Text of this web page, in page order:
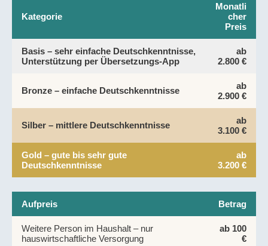
Kategorie
Monatli
cher
Preis
Basis – sehr einfache Deutschkenntnisse,
Unterstützung per Übersetzungs-App
ab
2.800 €
Bronze – einfache Deutschkenntnisse
ab
2.900 €
Silber – mittlere Deutschkenntnisse
ab
3.100 €
Gold – gute bis sehr gute
Deutschkenntnisse
ab
3.200 €
Aufpreis Betrag
Weitere Person im Haushalt – nur
hauswirtschaftliche Versorgung
ab 100
€